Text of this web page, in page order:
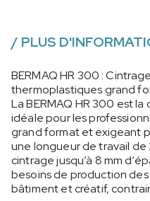
/ PLUS
BERMAQ HR 300 :
thermoplastiques grand
La BERMAQ HR 300 est
idéale pour les
grand format et exigeant
une longueur de travail
cintrage jusqu’à 8 mm
besoins de production
bâtiment et créatif,